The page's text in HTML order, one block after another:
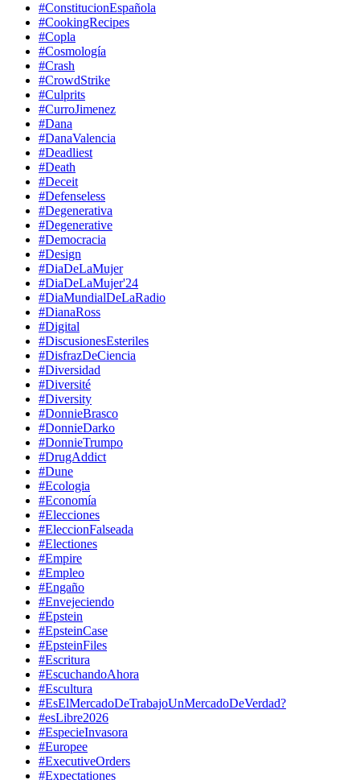
#ConstitucionEspañola
#CookingRecipes
#Copla
#Cosmología
#Crash
#CrowdStrike
#Culprits
#CurroJimenez
#Dana
#DanaValencia
#Deadliest
#Death
#Deceit
#Defenseless
#Degenerativa
#Degenerative
#Democracia
#Design
#DiaDeLaMujer
#DiaDeLaMujer'24
#DiaMundialDeLaRadio
#DianaRoss
#Digital
#DiscusionesEsteriles
#DisfrazDeCiencia
#Diversidad
#Diversité
#Diversity
#DonnieBrasco
#DonnieDarko
#DonnieTrumpo
#DrugAddict
#Dune
#Ecologia
#Economía
#Elecciones
#EleccionFalseada
#Electiones
#Empire
#Empleo
#Engaño
#Envejeciendo
#Epstein
#EpsteinCase
#EpsteinFiles
#Escritura
#EscuchandoAhora
#Escultura
#EsElMercadoDeTrabajoUnMercadoDeVerdad?
#esLibre2026
#EspecieInvasora
#Europee
#ExecutiveOrders
#Expectationes